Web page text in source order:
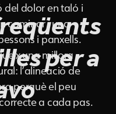
del dolor en taló i
caminar i una
i panxells.
una millora
l’alineació de
perquè el peu
a cada pas.
per a